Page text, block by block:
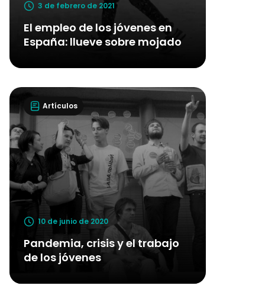
3 de febrero de 2021
El empleo de los jóvenes en
España: llueve sobre mojado
Artículos
10 de junio de 2020
Pandemia, crisis y el trabajo
de los jóvenes